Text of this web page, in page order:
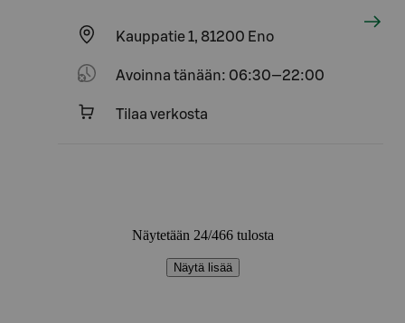
Kauppatie 1, 81200 Eno
Avoinna tänään: 06:30—22:00
Tilaa verkosta
Näytetään 24/466 tulosta
Näytä lisää